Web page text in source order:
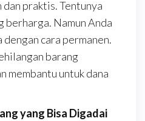
dan praktis. Tentunya
berharga. Namun Anda
cara permanen.
barang
membantu untuk dana
yang Bisa Digadai